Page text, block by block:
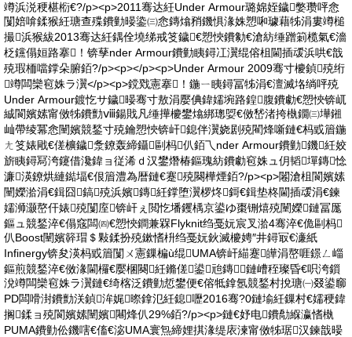
竴浜涚稉椹椼€?/p><p>2011骞达紝Under Armour璐婂姪鐬嫳瓒呯悆
闅婄啽鍒猴紝瑭查殜鐨勭暥鍌㈢悆鏄熻矟鐖惧湪姝愬啝璩藉牬涓婁竴槌
撮浜猴紱2013骞达紝鍝佺墝绨戒笅鐬€愬悏鐨勨€滄紡缍蹭箣榄氣€濇
柉钂傝姮路搴！锛孶nder Armour鐨勭眱鐞冮瀷绲傛柤閫插叆浜哄€戠
殑瑕栭噹鐣朵腑銆?/p><p></p><p>Under Armour 2009骞寸櫦鍞殑绗
竴闆欒窇姝ラ瀷</p><p>鎲戣憲搴！鍦ㄧ眱鐞冨牬涓€澶滅垎绱呯殑
Under Armour鍍忔サ鐬暥骞寸敖涓嬮倎鍏嬬埦路鍠腹鐨勮€愬悏锛屼
絾閬嬪嫊甯傚牬鐨勯ⅷ鍚戝凡缍撶櫦鐢熻綁璁娿€傚嵆渚挎槸鐗㈢墷鎺
屾帶绫冪悆闉嬪競鍫寸殑鑰愬悏锛屽鎴伴瀷娆剧殑閵烽噺鏈€杩戜篃鍦
ㄤ笅婊戙€傞櫎鐬洜鐐轰締鑷剾杩仈銆乁nder Armour鐨勭鐖紝姣
旂眱鐞冩洿鑳借瀺鍏ョ従浠ｄ汉鐢熸椿鏂瑰紡鐨勮窇姝ュ仴韬墠鏄惗
濂渶鐐烘縺鐑堛€佷篃澧為暦鏈€蹇殑闋樺煙銆?/p><p>闂滄柤閬嬪嫊
闉嬫湁涓€鍓囧鎬殑浜嬪鏄紝鐣堕瀷椤炵鎶€鍓垫柊閫插叆涓€鍊
嬬浉灏嶅仠婊殑闅庢锛屽ぇ閲忔墦钁楀京鍙ゆ棗铏熺殑闉嬫鏈冨厖
鏂ュ競鍫淬€傝窛闆㈣€愬悏鐧兼槑Flyknit绉戞妧宸叉湁4骞淬€佹剾杩
仈Boost闉嬪簳瑁＄敤鍒扮殑鏉愭枡绉戞妧鈥滅櫦娉″井鐞冣€濓紙
Infinergy锛夋渶杩戜篃闅ㄨ憲鏁楄ù绲UMA锛屽緢蹇皣涓嶅啀鐛ㄥ崰
鏂煎競鍫淬€傚湪閫欏€嬮棞闋紝鏅傞鍙兘鏄鏈嶆秷璨昏€呮洿鎻
涗竴闆欒窇姝ラ瀷鏈€绮楁泛鐨勭悊鐢便€傛牴鎿氬競鍫村挩瑭㈠叕鍙窷
PD闆嗗湗鐨勯浂鍞洠娓暩鎿氾紝鎴嚦2016骞?0鏈堬紝鏁村€嬬稉鍏
搁鍒ョ殑閬嬪嫊闉嬪闀烽仈29%銆?/p><p>鏈€妤电鐨勪緥瀛愭槸
PUMA鐨勭伀鐖嗐€傗€淧UMA寰炰締娌掑湪缇庡湅甯傚牬琚汉鍊戠暥